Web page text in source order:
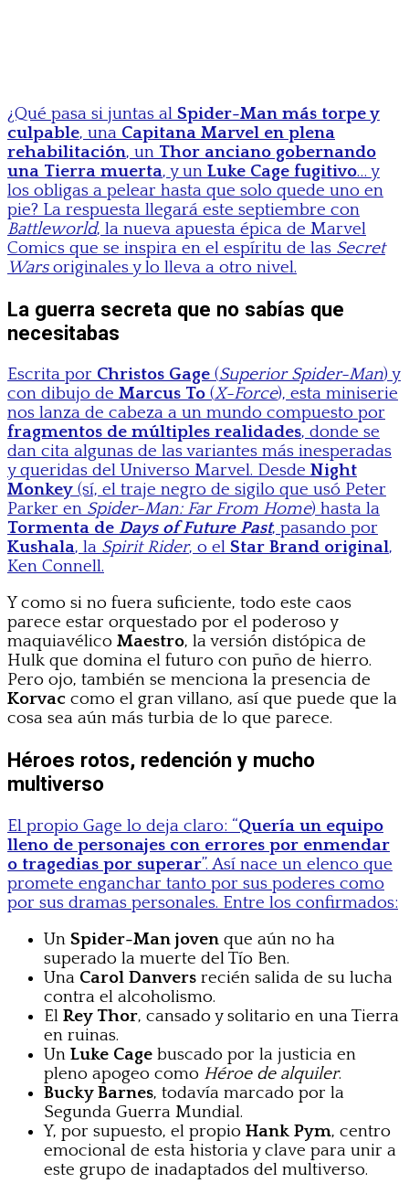
¿Qué pasa si juntas al Spider-Man más torpe y
culpable, una Capitana Marvel en plena
rehabilitación, un Thor anciano gobernando
una Tierra muerta, y un Luke Cage fugitivo… y
los obligas a pelear hasta que solo quede uno en
pie? La respuesta llegará este septiembre con
Battleworld, la nueva apuesta épica de Marvel
Comics que se inspira en el espíritu de las Secret
Warsoriginales y lo lleva a otro nivel.
La guerra secreta que no sabías que
necesitabas
Escrita por Christos Gage (Superior Spider-Man) y
con dibujo de Marcus To (X-Force), esta miniserie
nos lanza de cabeza a un mundo compuesto por
fragmentos de múltiples realidades, donde se
dan cita algunas de las variantes más inesperadas
y queridas del Universo Marvel. Desde Night
Monkey (sí, el traje negro de sigilo que usó Peter
Parker en Spider-Man: Far From Home) hasta la
Tormenta de Days of Future Past, pasando por
Kushala, la Spirit Rider, o el Star Brand original,
Ken Connell.
Y como si no fuera suficiente, todo este caos
parece estar orquestado por el poderoso y
maquiavélico Maestro, la versión distópica de
Hulk que domina el futuro con puño de hierro.
Pero ojo, también se menciona la presencia de
Korvac como el gran villano, así que puede que la
cosa sea aún más turbia de lo que parece.
Héroes rotos, redención y mucho
multiverso
El propio Gage lo deja claro: “Quería un equipo
lleno de personajes con errores por enmendar
o tragedias por superar”. Así nace un elenco que
promete enganchar tanto por sus poderes como
por sus dramas personales. Entre los confirmados:
Un Spider-Man joven que aún no ha
superado la muerte del Tío Ben.
Una Carol Danvers recién salida de su lucha
contra el alcoholismo.
El Rey Thor, cansado y solitario en una Tierra
en ruinas.
Un Luke Cage buscado por la justicia en
pleno apogeo como Héroe de alquiler.
Bucky Barnes, todavía marcado por la
Segunda Guerra Mundial.
Y, por supuesto, el propio Hank Pym, centro
emocional de esta historia y clave para unir a
este grupo de inadaptados del multiverso.